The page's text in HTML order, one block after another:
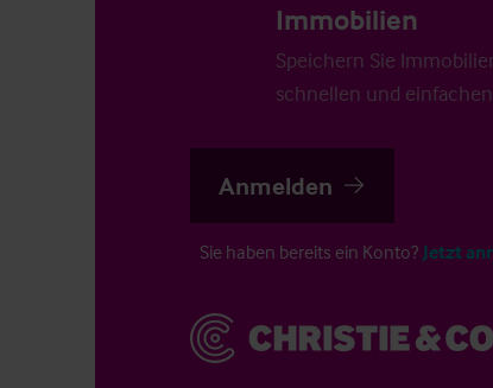
Immobilien
Speichern Sie
schnellen und
Anmelden
Sie haben bereits ein Konto? Jetzt